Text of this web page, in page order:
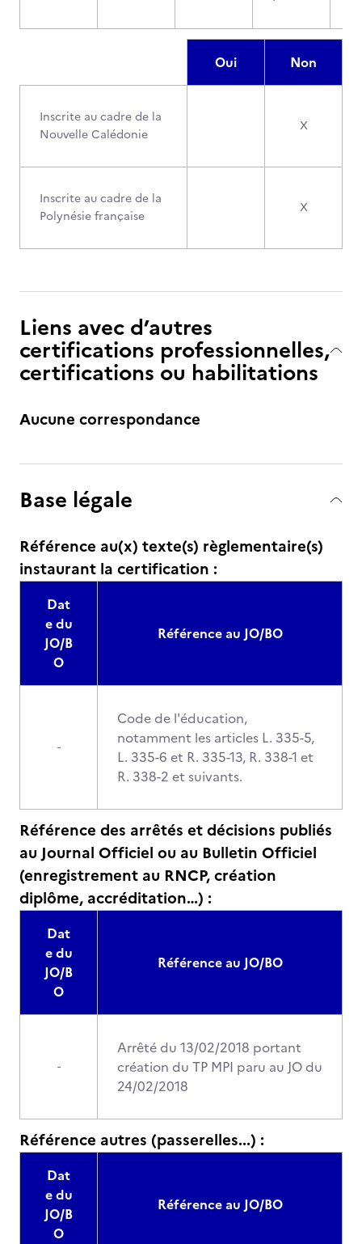
Oui Non
Inscrite au cadre de la
Nouvelle Calédonie
X
Inscrite au cadre de la
Polynésie française
X
Liens avec d’autres
certifications professionnelles,
certifications ou habilitations
Aucune correspondance
Base légale
Référence au(x) texte(s) règlementaire(s)
instaurant la certification :
Dat
e du
JO/B
O
Référence au JO/BO
-
Code de l'éducation,
notamment les articles L. 335-5,
L. 335-6 et R. 335-13, R. 338-1 et
R. 338-2 et suivants.
Référence des arrêtés et décisions publiés
au Journal Officiel ou au Bulletin Officiel
(enregistrement au RNCP, création
diplôme, accréditation…) :
Dat
e du
JO/B
O
Référence au JO/BO
-
Arrêté du 13/02/2018 portant
création du TP MPI paru au JO du
24/02/2018
Référence autres (passerelles...) :
Dat
e du
JO/B
O
Référence au JO/BO